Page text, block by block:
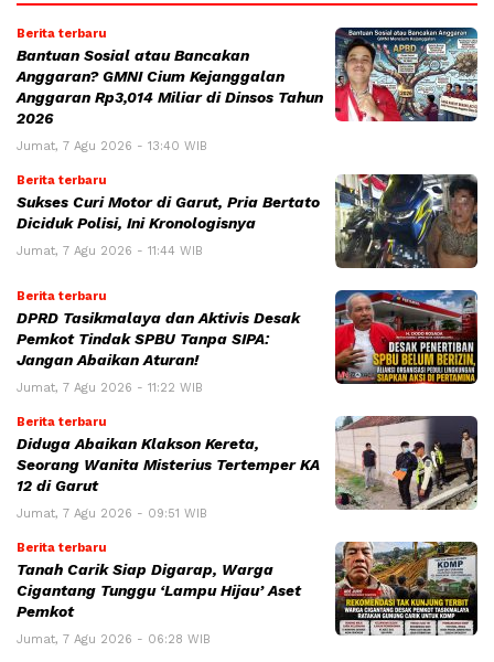
Berita terbaru
Bantuan Sosial atau Bancakan
Anggaran? GMNI Cium Kejanggalan
Anggaran Rp3,014 Miliar di Dinsos Tahun
2026
Jumat, 7 Agu 2026 - 13:40 WIB
Berita terbaru
Sukses Curi Motor di Garut, Pria Bertato
Diciduk Polisi, Ini Kronologisnya
Jumat, 7 Agu 2026 - 11:44 WIB
Berita terbaru
DPRD Tasikmalaya dan Aktivis Desak
Pemkot Tindak SPBU Tanpa SIPA:
Jangan Abaikan Aturan!
Jumat, 7 Agu 2026 - 11:22 WIB
Berita terbaru
Diduga Abaikan Klakson Kereta,
Seorang Wanita Misterius Tertemper KA
12 di Garut
Jumat, 7 Agu 2026 - 09:51 WIB
Berita terbaru
Tanah Carik Siap Digarap, Warga
Cigantang Tunggu ‘Lampu Hijau’ Aset
Pemkot
Jumat, 7 Agu 2026 - 06:28 WIB